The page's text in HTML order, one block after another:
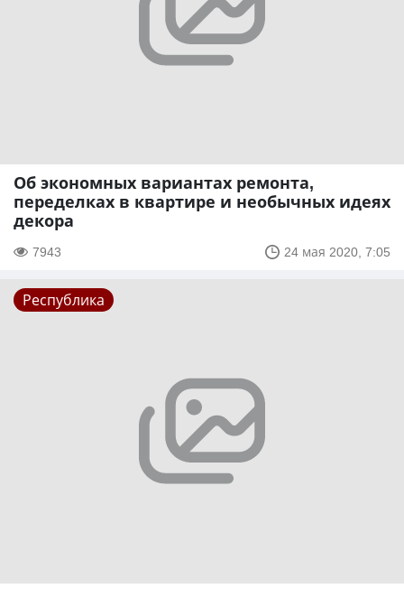
Об экономных вариантах ремонта,
переделках в квартире и необычных идеях
декора
7943 24 мая 2020, 7:05
Республика